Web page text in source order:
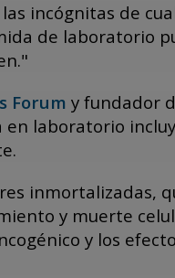
incógnitas de
de laboratorio
Forum y fundador
en laboratorio
inmortalizadas,
y muerte
y los